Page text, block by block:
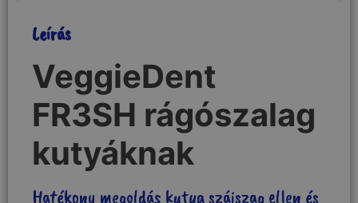
Leírás
VeggieDent
FR3SH rágószalag
kutyáknak
Hatékony megoldás kutya szájszag ellen​ és